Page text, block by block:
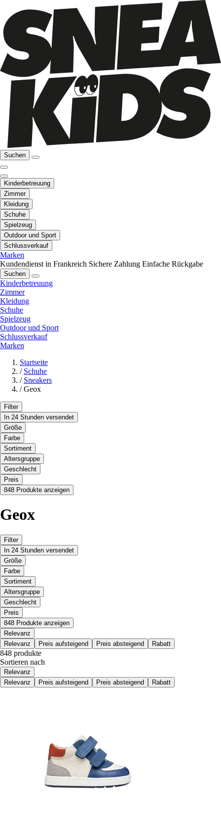
Suchen
Kinderbetreuung
Zimmer
Kleidung
Schuhe
Spielzeug
Outdoor und Sport
Schlussverkauf
Marken
Kundendienst in Frankreich Sichere Zahlung Einfache Rückgabe
Suchen
Kinderbetreuung
Zimmer
Kleidung
Schuhe
Spielzeug
Outdoor und Sport
Schlussverkauf
Marken
Startseite
/ Schuhe
/ Sneakers
/ Geox
Filter
In 24 Stunden versendet
Größe
Farbe
Sortiment
Altersgruppe
Geschlecht
Preis
848 Produkte anzeigen
Geox
Filter
In 24 Stunden versendet
Größe
Farbe
Sortiment
Altersgruppe
Geschlecht
Preis
848 Produkte anzeigen
Relevanz
Relevanz
Preis aufsteigend Preis absteigend Rabatt
848 produkte
Sortieren nach
Relevanz
Relevanz
Preis aufsteigend Preis absteigend Rabatt